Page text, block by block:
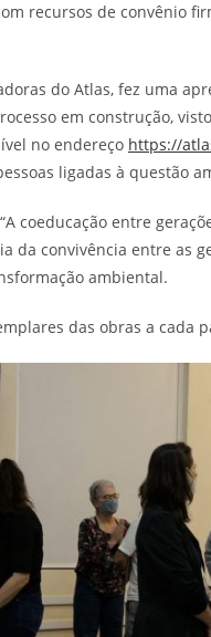
recursos de convênio
do Atlas, fez uma
em construção,
no endereço https://
ligadas à questão
coeducação entre
da convivência entre as
ambiental.
das obras a cada